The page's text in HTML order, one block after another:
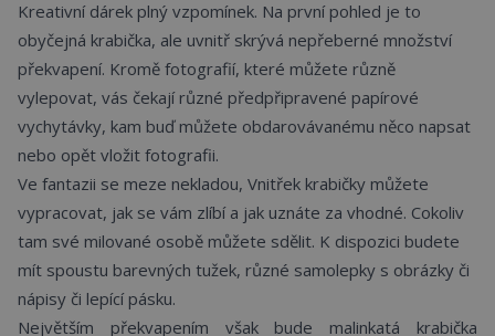
Kreativní dárek plný vzpomínek. Na první pohled je to
obyčejná krabička, ale uvnitř skrývá nepřeberné množství
překvapení. Kromě fotografií, které můžete různě
vylepovat, vás čekají různé předpřipravené papírové
vychytávky, kam buď můžete obdarovávanému něco napsat
nebo opět vložit fotografii.
Ve fantazii se meze nekladou, Vnitřek krabičky můžete
vypracovat, jak se vám zlíbí a jak uznáte za vhodné. Cokoliv
tam své milované osobě můžete sdělit. K dispozici budete
mít spoustu barevných tužek, různé samolepky s obrázky či
nápisy či lepící pásku.
Největším překvapením však bude malinkatá krabička